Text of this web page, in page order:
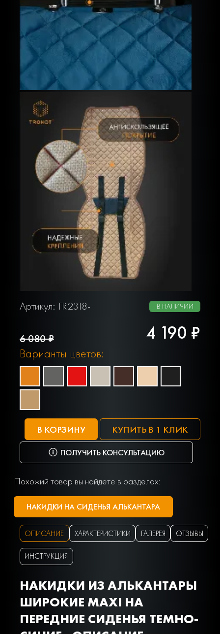
Артикул: TR2318- В НАЛИЧИИ
6 080 ₽ 4 190 ₽
Варианты цветов:
В КОРЗИНУ КУПИТЬ В 1 КЛИК
ПОЛУЧИТЬ КОНСУЛЬТАЦИЮ
Похожий товар вы найдете в разделах:
НАКИДКИ НА СИДЕНЬЯ АЛЬКАНТАРА
ОПИСАНИЕ ХАРАКТЕРИСТИКИ ГАЛЕРЕЯ ОТЗЫВЫ
ИНСТРУКЦИЯ
НАКИДКИ ИЗ АЛЬКАНТАРЫ
ШИРОКИЕ MAXI НА
ПЕРЕДНИЕ СИДЕНЬЯ ТЕМНО-